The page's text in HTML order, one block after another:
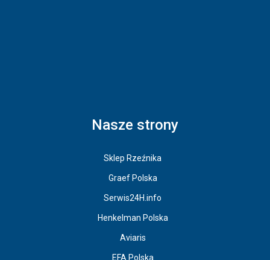
Nasze strony
Sklep Rzeźnika
Graef Polska
Serwis24H.info
Henkelman Polska
Aviaris
EFA Polska